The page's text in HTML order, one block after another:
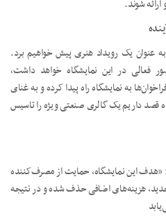
شوند.
عنوان یک رویداد هنری پیش خواهیم برد.
در این نمایشگاه خواهد داشت،
به نمایشگاه راه پیدا کرده و به غنای
قصد داریم یک گالری صنعتی ویژه را تاسیس
«هدف این نمایشگاه، حمایت از مصرف‌کننده
جدید، هزینه‌های اضافی حذف شده و در نتیجه